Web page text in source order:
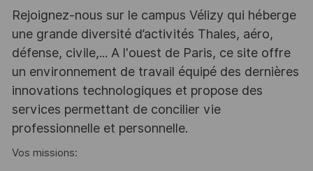
Rejoignez-nous sur le campus Vélizy qui héberge
une grande diversité d’activités Thales, aéro,
défense, civile,... A l'ouest de Paris, ce site offre
un environnement de travail équipé des dernières
innovations technologiques et propose des
services permettant de concilier vie
professionnelle et personnelle.
Vos missions: